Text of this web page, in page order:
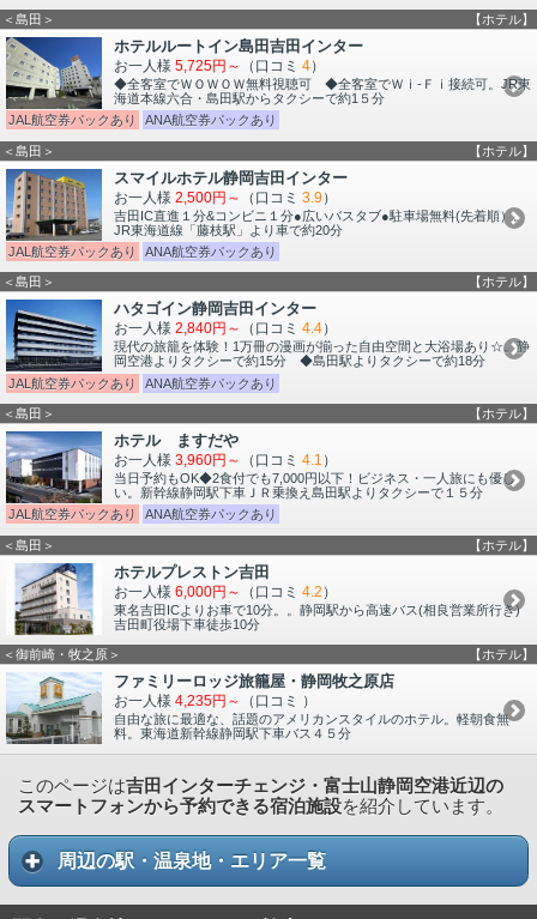
＜島田＞ 【ホテル】
ホテルルートイン島田吉田インター
お一人様 5,725円～ （口コミ 4）
◆全客室でＷＯＷＯＷ無料視聴可 ◆全客室でＷｉ-Ｆｉ接続可。JR東
海道本線六合・島田駅からタクシーで約1５分
JAL航空券パックあり
ANA航空券パックあり
＜島田＞ 【ホテル】
スマイルホテル静岡吉田インター
お一人様 2,500円～ （口コミ 3.9）
吉田IC直進１分&コンビニ１分●広いバスタブ●駐車場無料(先着順）。
JR東海道線「藤枝駅」より車で約20分
JAL航空券パックあり
ANA航空券パックあり
＜島田＞ 【ホテル】
ハタゴイン静岡吉田インター
お一人様 2,840円～ （口コミ 4.4）
現代の旅籠を体験！1万冊の漫画が揃った自由空間と大浴場あり☆。静
岡空港よりタクシーで約15分 ◆島田駅よりタクシーで約18分
JAL航空券パックあり
ANA航空券パックあり
＜島田＞ 【ホテル】
ホテル ますだや
お一人様 3,960円～ （口コミ 4.1 ）
当日予約もOK◆2食付でも7,000円以下！ビジネス・一人旅にも優し
い。新幹線静岡駅下車ＪＲ乗換え島田駅よりタクシーで１５分
JAL航空券パックあり
ANA航空券パックあり
＜島田＞ 【ホテル】
ホテルプレストン吉田
お一人様 6,000円～ （口コミ 4.2 ）
東名吉田ICよりお車で10分。。静岡駅から高速バス(相良営業所行き)
吉田町役場下車徒歩10分
＜御前崎・牧之原＞ 【ホテル】
ファミリーロッジ旅籠屋・静岡牧之原店
お一人様 4,235円～ （口コミ ）
自由な旅に最適な、話題のアメリカンスタイルのホテル。軽朝食無
料。東海道新幹線静岡駅下車バス４５分
このページは吉田インターチェンジ・富士山静岡空港近辺の
スマートフォンから予約できる宿泊施設を紹介しています。
周辺の駅・温泉地・エリア一覧